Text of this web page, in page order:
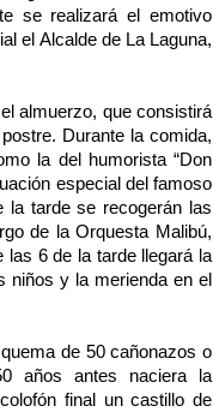
se realizará el emotivo
el Alcalde de La Laguna,
almuerzo, que consistirá
Durante la comida,
la del humorista “Don
especial del famoso
la tarde se recogerán las
de la Orquesta Malibú,
las 6 de la tarde llegará la
niños y la merienda en el
de 50 cañonazos o
años antes naciera la
final un castillo de